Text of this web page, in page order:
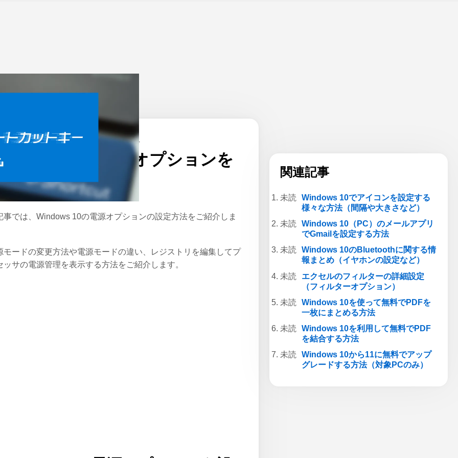
ム > Windows 公開日： 2020/12/24
10の電源オプションを
定する方法
事では、Windows 10の電源オプションの設定方法をご紹介しま
モードの変更方法や電源モードの違い、レジストリを編集してプ
ッサの電源管理を表示する方法をご紹介します。
関連記事
Windows 10でアイコンを設定する
様々な方法（間隔や大きさなど）
Windows 10（PC）のメールアプリ
でGmailを設定する方法
Windows 10のBluetoothに関する情
報まとめ（イヤホンの設定など）
エクセルのフィルターの詳細設定
（フィルターオプション）
Windows 10を使って無料でPDFを
一枚にまとめる方法
Windows 10を利用して無料でPDF
を結合する方法
Windows 10から11に無料でアップ
グレードする方法（対象PCのみ）